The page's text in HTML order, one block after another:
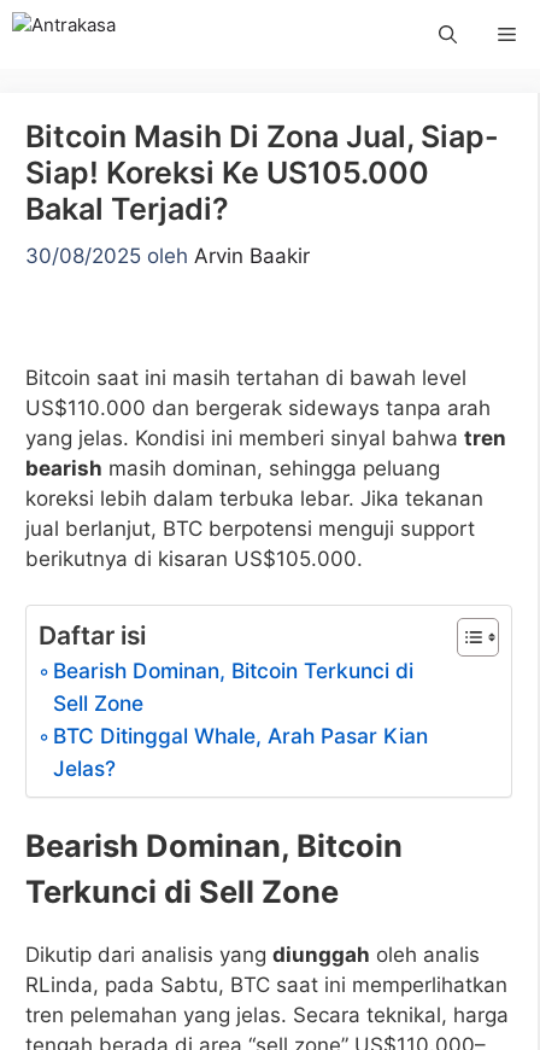
Langsung
Bitcoin Masih Di Zona Jual, Siap-
Siap! Koreksi Ke US105.000
Bakal Terjadi?
30/08/2025 oleh Arvin Baakir
Bitcoin saat ini masih tertahan di bawah level
US$110.000 dan bergerak sideways tanpa arah
yang jelas. Kondisi ini memberi sinyal bahwa tren
bearish masih dominan, sehingga peluang
koreksi lebih dalam terbuka lebar. Jika tekanan
jual berlanjut, BTC berpotensi menguji support
berikutnya di kisaran US$105.000.
Daftar isi
Bearish Dominan, Bitcoin Terkunci di
Sell Zone
BTC Ditinggal Whale, Arah Pasar Kian
Jelas?
Bearish Dominan, Bitcoin
Terkunci di Sell Zone
Dikutip dari analisis yang diunggah oleh analis
RLinda, pada Sabtu, BTC saat ini memperlihatkan
tren pelemahan yang jelas. Secara teknikal, harga